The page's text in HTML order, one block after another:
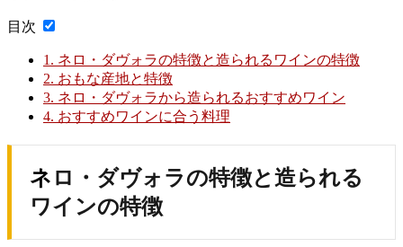
目次
1. ネロ・ダヴォラの特徴と造られるワインの特徴
2. おもな産地と特徴
3. ネロ・ダヴォラから造られるおすすめワイン
4. おすすめワインに合う料理
ネロ・ダヴォラの特徴と造られる
ワインの特徴